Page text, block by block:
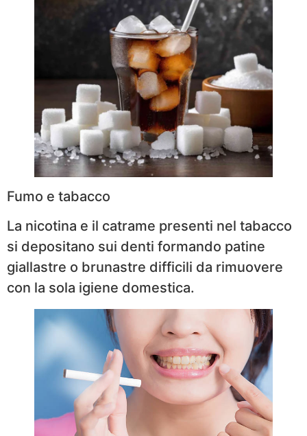
Fumo e tabacco
La nicotina e il catrame presenti nel tabacco
si depositano sui denti formando patine
giallastre o brunastre difficili da rimuovere
con la sola igiene domestica.